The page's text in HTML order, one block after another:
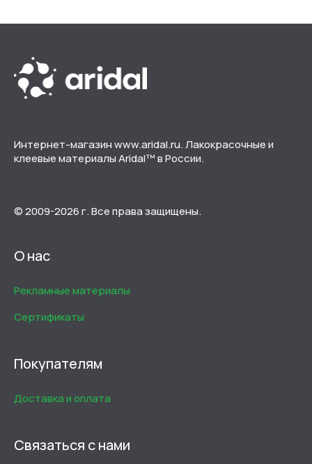
Интернет-магазин www.aridal.ru. Лакокрасочные и
клеевые материалы Aridal™ в России.
© 2009-2026 г. Все права защищены.
О нас
Рекламные материалы
Сертификаты
Покупателям
Доставка и оплата
Связаться с нами